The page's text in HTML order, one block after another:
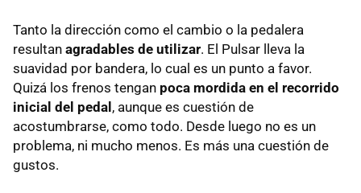
Tanto la dirección como el cambio o la pedalera
resultan agradables de utilizar. El Pulsar lleva la
suavidad por bandera, lo cual es un punto a favor.
Quizá los frenos tengan poca mordida en el recorrido
inicial del pedal , aunque es cuestión de
acostumbrarse, como todo. Desde luego no es un
problema, ni mucho menos. Es más una cuestión de
gustos.